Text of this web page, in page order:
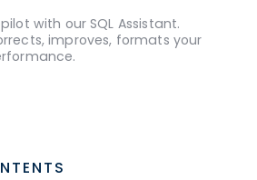
with our SQL Assistant.
improves, formats your